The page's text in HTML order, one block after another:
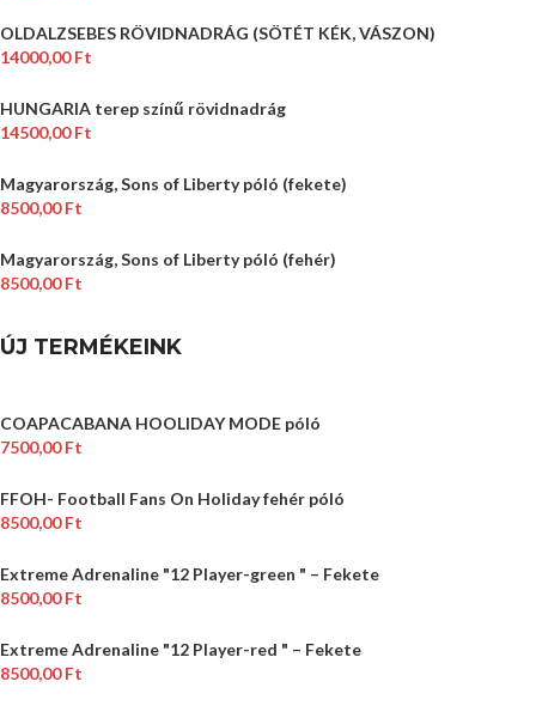
OLDALZSEBES RÖVIDNADRÁG (SÖTÉT KÉK, VÁSZON)
14000,00Ft
HUNGARIA terep színű rövidnadrág
14500,00Ft
Magyarország, Sons of Liberty póló (fekete)
8500,00Ft
Magyarország, Sons of Liberty póló (fehér)
8500,00Ft
ÚJ TERMÉKEINK
COAPACABANA HOOLIDAY MODE póló
7500,00Ft
FFOH- Football Fans On Holiday fehér póló
8500,00Ft
Extreme Adrenaline "12 Player-green " – Fekete
8500,00Ft
Extreme Adrenaline "12 Player-red " – Fekete
8500,00Ft